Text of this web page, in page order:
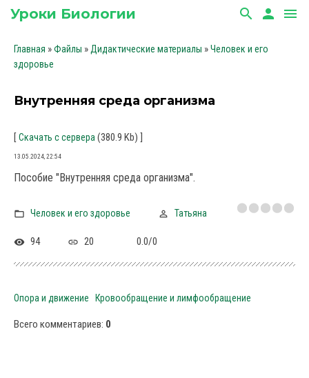
Уроки Биологии search person menu
Главная »Файлы » Дидактические материалы »Человек и его
здоровье
Внутренняя среда организма
[Скачать с сервера (380.9 Kb) ]
13.05.2024, 22:54
Пособие "Внутренняя среда организма".
Человек и его здоровье Татьяна
94 20 0.0/0
Опора и движение Кровообращение и лимфообращение
Всего комментариев: 0